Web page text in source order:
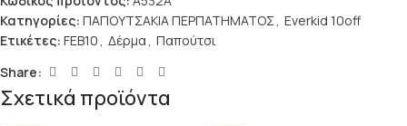
Κατηγορίες: ΠΑΠΟΥΤΣΑΚΙΑ ΠΕΡΠΑΤΗΜΑΤΟΣ, Everkid 10off
Ετικέτες: FEB10, Δέρμα, Παπούτσι
Share:
Σχετικά προϊόντα